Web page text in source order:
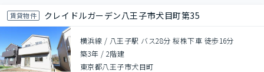
賃貸物件 クレイドルガーデン八王子市犬目町第35
横浜線 / 八王子駅 バス28分 桜株下車 徒歩16分
築3年 / 2階建
東京都八王子市犬目町